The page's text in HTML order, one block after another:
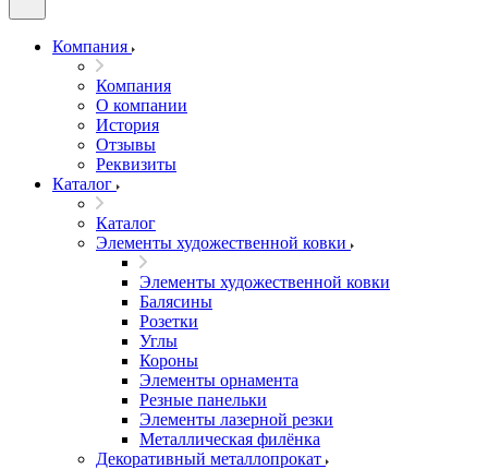
Компания
Компания
О компании
История
Отзывы
Реквизиты
Каталог
Каталог
Элементы художественной ковки
Элементы художественной ковки
Балясины
Розетки
Углы
Короны
Элементы орнамента
Резные панельки
Элементы лазерной резки
Металлическая филёнка
Декоративный металлопрокат